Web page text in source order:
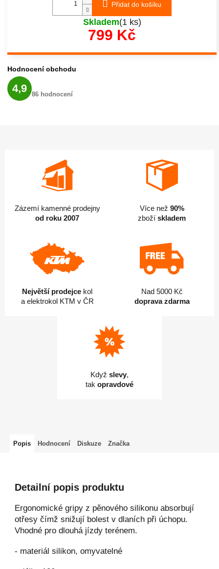
Přidat do košíku
Skladem(1 ks)
799 Kč
Hodnocení obchodu
4,9 hodnocení
obchodu
86 hodnocení
Zázemí kamenné prodejny
od roku 2007
Více než 90%
zboží skladem
Největší prodejce kol
a elektrokol KTM v ČR
Nad 5000 Kč
doprava zdarma
Když slevy,
tak opravdové
Popis Hodnocení Diskuze Značka
Detailní popis produktu
Ergonomické gripy z pěnového silikonu absorbují
otřesy čímž snižují bolest v dlaních při úchopu.
Vhodné pro dlouhá jízdy terénem.
- materiál silikon, omyvatelné